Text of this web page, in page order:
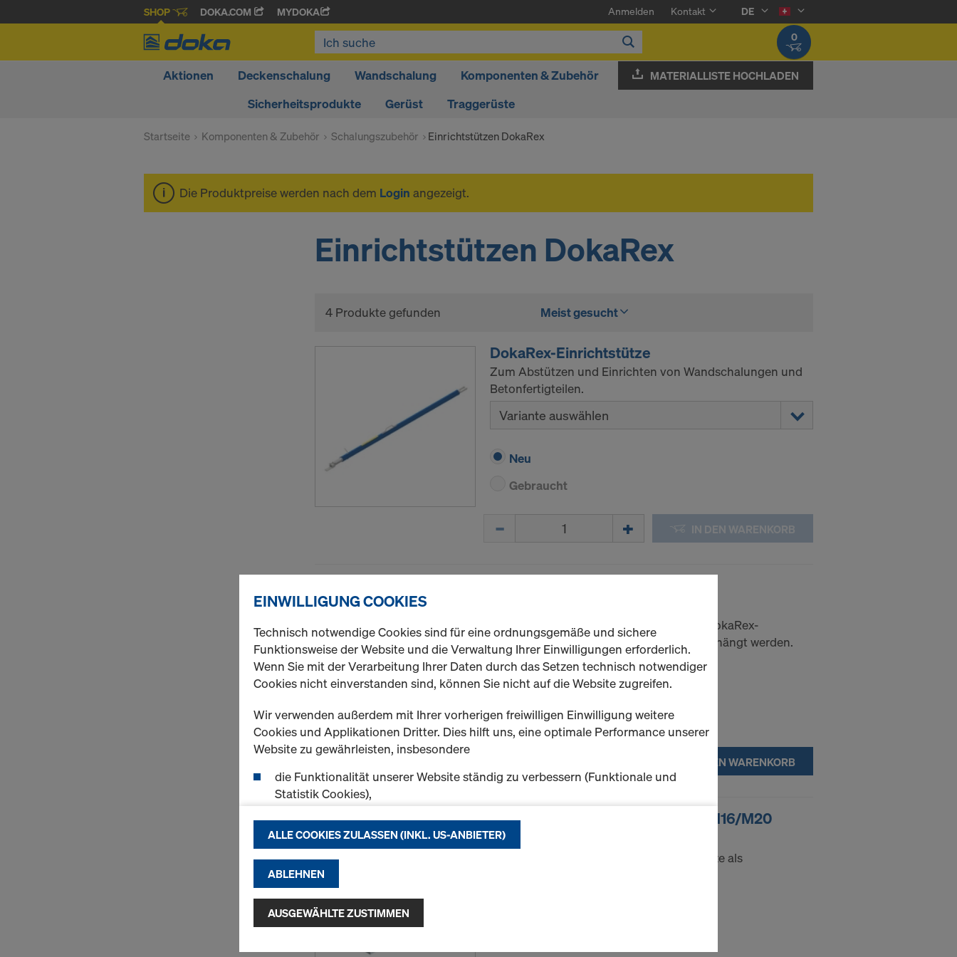
SHOP DOKA.COM MYDOKA Anmelden Kontakt
DE
0
Aktionen Deckenschalung Wandschalung
Komponenten & Zubehör
Sicherheitsprodukte
Gerüst Traggerüste
MATERIALLISTE HOCHLADEN
Startseite Komponenten & Zubehör Schalungszubehör Einrichtstützen DokaRex
Die Produktpreise werden nach dem Login angezeigt.
Einrichtstützen DokaRex
4 Produkte gefunden Meist gesucht
DokaRex-Einrichtstütze
Zum Abstützen und Einrichten von Wandschalungen und
Betonfertigteilen.
Variante auswählen
Neu
Gebraucht
IN DEN WARENKORB
Wird am Betonfertigteil vormoniert. Die DokaRex-
Einrichtstütze kann vom Boden aus eingehängt werden.
Neu
IN DEN WARENKORB
DokaRex-Elementstützenschuh M16/M20
Art.-nr.
Für den Einsatz der DokaRex-Einrichtstütze als
EINWILLIGUNG COOKIES
Technisch notwendige Cookies sind für eine ordnungsgemäße und sichere
Funktionsweise der Website und die Verwaltung Ihrer Einwilligungen erforderlich.
Wenn Sie mit der Verarbeitung Ihrer Daten durch das Setzen technisch notwendiger
Cookies nicht einverstanden sind, können Sie nicht auf die Website zugreifen.
Wir verwenden außerdem mit Ihrer vorherigen freiwilligen Einwilligung weitere
Cookies und Applikationen Dritter. Dies hilft uns, eine optimale Performance unserer
Website zu gewährleisten, insbesondere
die Funktionalität unserer Website ständig zu verbessern (Funktionale und
Statistik Cookies),
ermöglichen (Funktionale und Statistik-Cookies) oder
passende Werbung für Sie als User auf bestimmten Plattformen zu schalten
(Marketing-Cookies).
Indem Sie auf "Alle Cookies zulassen (inkl. US-Anbieter)" klicken, stimmen Sie der
Installation und Verwendung aller Cookies zu. Indem Sie auf "Ausgewählte
zustimmen" klicken, stimmen Sie den von Ihnen mit den Checkboxen ausgewählten
ALLE COOKIES ZULASSEN (INKL. US-ANBIETER)
ABLEHNEN
AUSGEWÄHLTE ZUSTIMMEN